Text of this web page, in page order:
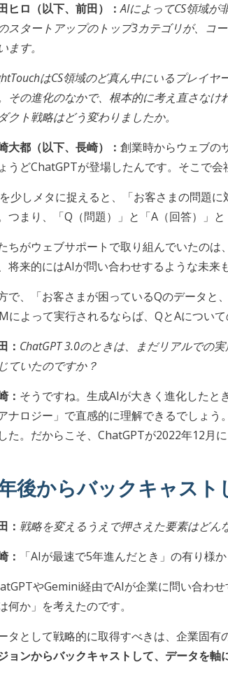
ヒロ（以下、前田）：AIによってCS領域
スタートアップのトップ3カテゴリが、コ
ます。
はCS領域のど真ん中にいるプレイ
その進化のなかで、根本的に考え直さなけ
クト戦略はどう変わりましたか。
大都（以下、長崎）： 創業時からウェブの
うどChatGPTが登場したんです。そこで会
少しメタに捉えると、「お客さまの問題
つまり、「Q（問題）」と「A（回答）」
ちがウェブサポートで取り組んでいたの
将来的にはAIが問い合わせするような未来
で、「お客さまが困っているQのデータと
によって実行されるならば、QとAについ
： ChatGPT 3.0のときは、まだリアルでの
ていたのですか？
： そうですね。生成AIが大きく進化したと
ナロジー」で直感的に理解できるでしょ
た。だからこそ、ChatGPTが2022年12月
後からバックキャスト
： 戦略を変えるうえで押さえた要素はどん
：
「AIが最速で5年進んだとき」の有り様
やGemini経由でAIが企業に問い合わ
何か」を考えたのです。
タとして戦略的に取得すべきは、企業固有
ョンからバックキャストして、データを軸